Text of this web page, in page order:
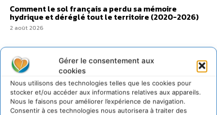
Gérer le consentement aux
cookies
Nous utilisons des technologies telles que les cookies pour
stocker et/ou accéder aux informations relatives aux appareils.
Nous le faisons pour améliorer l’expérience de navigation.
Consentir à ces technologies nous autorisera à traiter des
Comment le sol français a perdu sa mémoire
hydrique et déréglé tout le territoire (2020-2026)
2 août 2026
@cdurableinfo
273Suiveurs